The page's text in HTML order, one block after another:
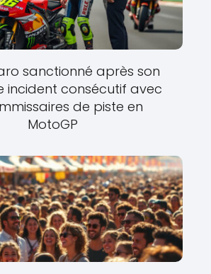
sanctionné après son
incident consécutif avec
de piste en
MotoGP